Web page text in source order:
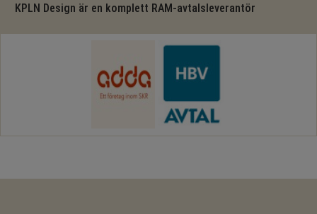
KPLN Design är en komplett RAM-avtalsleverantör